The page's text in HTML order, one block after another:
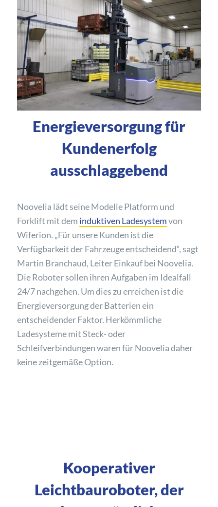
Energieversorgung für
Kundenerfolg
ausschlaggebend
Noovelia lädt seine Modelle Platform und
Forklift mit dem induktiven Ladesystemvon
Wiferion. „Für unsere Kunden ist die
Verfügbarkeit der Fahrzeuge entscheidend“, sagt
Martin Branchaud, Leiter Einkauf bei Noovelia.
Die Roboter sollen ihren Aufgaben im Idealfall
24/7 nachgehen. Um dies zu erreichen ist die
Energieversorgung der Batterien ein
entscheidender Faktor. Herkömmliche
Ladesysteme mit Steck- oder
Schleifverbindungen waren für Noovelia daher
keine zeitgemäße Option.
Kooperativer
Leichtbauroboter, der